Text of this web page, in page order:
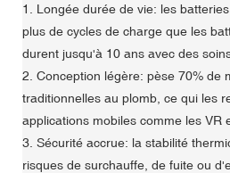
1. Longée durée de vie: les
plus de cycles de charge que les
durent jusqu'à 10 ans avec des
2. Conception légère: pèse 70% de
traditionnelles au plomb, ce qui les
applications mobiles comme les VR
3. Sécurité accrue: la stabilité
risques de surchauffe, de fuite ou